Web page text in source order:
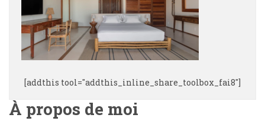
[addthis tool="addthis_inline_share_toolbox_fai8"]
À propos de moi